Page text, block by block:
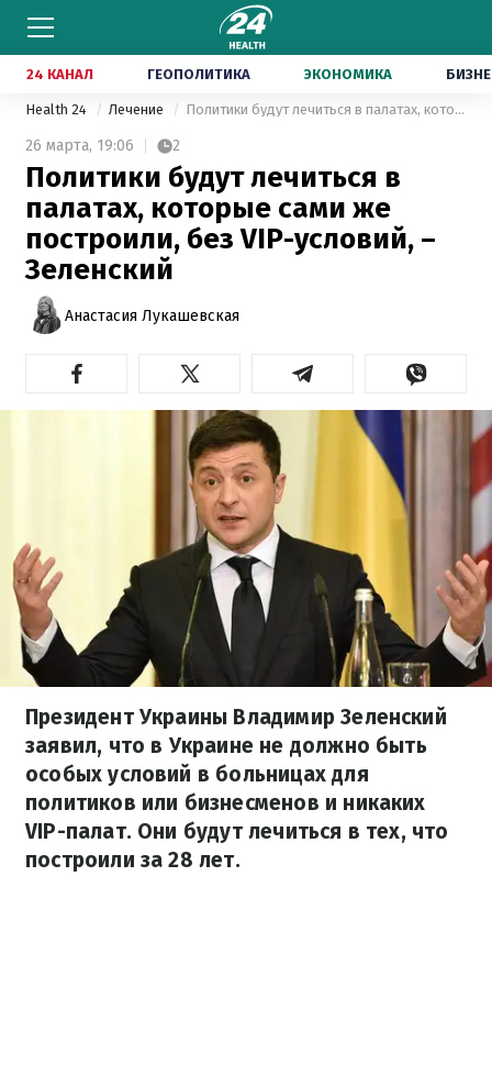
24 КАНАЛ ГЕОПОЛИТИКА ЭКОНОМИКА
Health 24 Лечение Политики будут лечиться в палатах, которые сами же построили, без VIP-условий, – Зеленский
26 марта, 19:06 2
Политики будут лечиться в
палатах, которые сами же
построили, без VIP-условий, –
Зеленский
Анастасия Лукашевская
Президент Украины Владимир Зеленский
заявил, что в Украине не должно быть
особых условий в больницах для
политиков или бизнесменов и никаких
VIP-палат. Они будут лечиться в тех, что
построили за 28 лет.